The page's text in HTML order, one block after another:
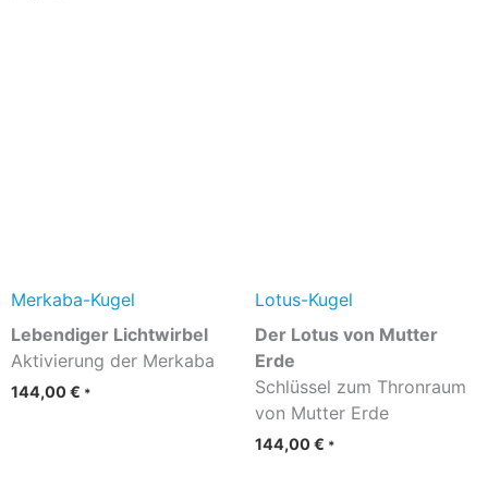
Merkaba-Kugel
Lebendiger Lichtwirbel
Aktivierung der Merkaba
144,00€ *
Lotus-Kugel
Der Lotus von Mutter
Erde
Schlüssel zum Thronraum
von Mutter Erde
144,00€ *